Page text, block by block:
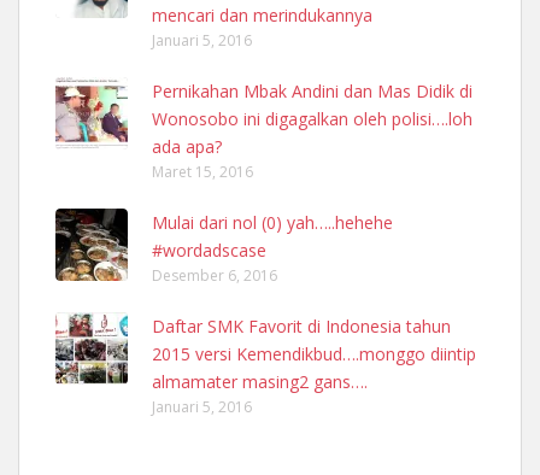
mencari dan merindukannya
Januari 5, 2016
Pernikahan Mbak Andini dan Mas Didik di
Wonosobo ini digagalkan oleh polisi….loh
ada apa?
Maret 15, 2016
Mulai dari nol (0) yah…..hehehe
#wordadscase
Desember 6, 2016
Daftar SMK Favorit di Indonesia tahun
2015 versi Kemendikbud….monggo diintip
almamater masing2 gans….
Januari 5, 2016